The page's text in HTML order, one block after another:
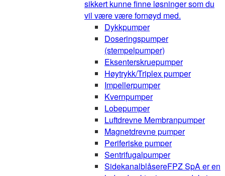
sikkert kunne finne løsninger som du
vil være være fornøyd med.
Dykkpumper
Doseringspumper
(stempelpumper)
Eksenterskruepumper
Høytrykk/Triplex pumper
Impellerpumper
Kvernpumper
Lobepumper
Luftdrevne Membranpumper
Magnetdrevne pumper
Periferiske pumper
Sentrifugalpumper
SidekanalblåsereFPZ SpA er en